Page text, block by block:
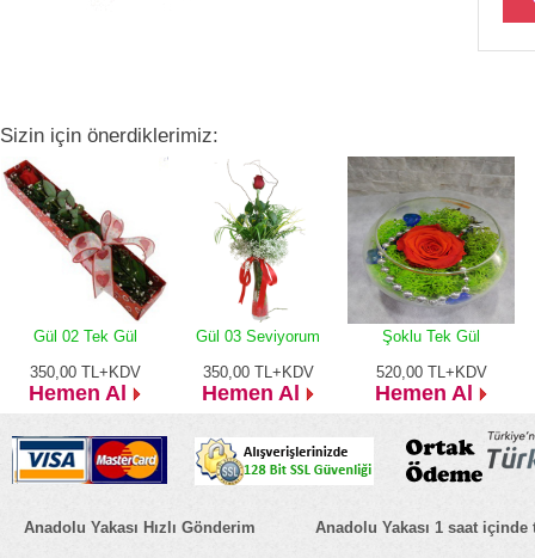
Sizin için önerdiklerimiz:
Gül 02 Tek Gül
350,00 TL+KDV
Hemen Al
Gül 03 Seviyorum
350,00 TL+KDV
Hemen Al
Şoklu Tek Gül
520,00 TL+KDV
Hemen Al
Anadolu Yakası Hızlı Gönderim Anadolu Yakası 1 saat içinde